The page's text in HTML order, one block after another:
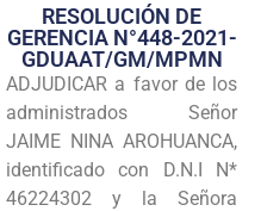
Transparencia
Seguridad
Programas
Intranet
RESOLUCIÓN DE
GERENCIA N°448-2021-
GDUAAT/GM/MPMN
ADJUDICAR a favor de los
administrados Señor
JAIME NINA AROHUANCA,
identificado con D.N.I N*
46224302 y la Señora